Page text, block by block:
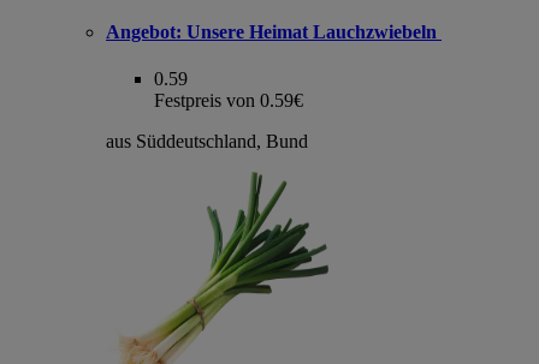
Angebot: Unsere Heimat Lauchzwiebeln
0.59
Festpreis von 0.59€
aus Süddeutschland, Bund